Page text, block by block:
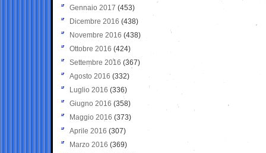
Gennaio 2017 (453)
Dicembre 2016 (438)
Novembre 2016 (438)
Ottobre 2016 (424)
Settembre 2016 (367)
Agosto 2016 (332)
Luglio 2016 (336)
Giugno 2016 (358)
Maggio 2016 (373)
Aprile 2016 (307)
Marzo 2016 (369)